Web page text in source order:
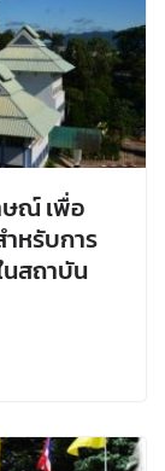
ษณ์ เพื่อ
หรับการ
สถาบัน